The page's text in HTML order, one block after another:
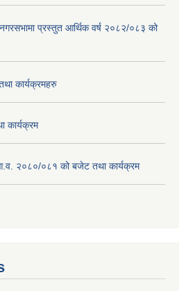
प्रस्तुत आर्थिक वर्ष २०८२/०८३ को
कार्यक्रमहरु
कार्यक्रम
२०८०/०८१ को बजेट तथा कार्यक्रम